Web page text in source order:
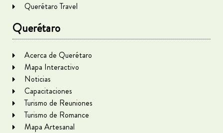
Querétaro Travel
Querétaro
Acerca de Querétaro
Mapa Interactivo
Noticias
Capacitaciones
Turismo de Reuniones
Turismo de Romance
Mapa Artesanal